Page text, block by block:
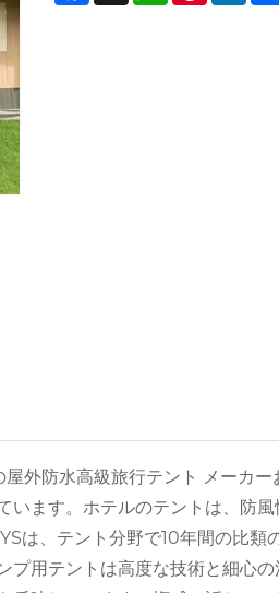
外防水高級旅行テント メーカ
ます。ホテルのテントは、防風
は、テント分野で10年間の比類
用テントは高度な技術と細心